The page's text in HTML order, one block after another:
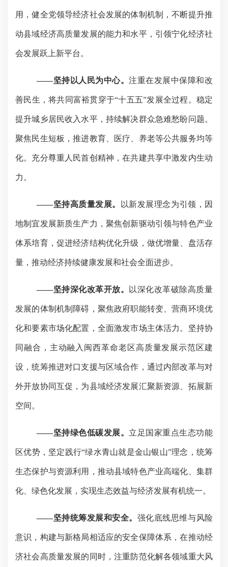
用，健全党领导经济社会发展的体制机制，不断提升推
动县域经济高质量发展的能力和水平，引领宁化经济社
会发展跃上新平台。
——坚持以人民为中心。注重在发展中保障和改
善民生，将共同富裕贯穿于“十五五”发展全过程。稳定
提升城乡居民收入水平，持续解决群众急难愁盼问题。
聚焦民生短板，推进教育、医疗、养老等公共服务均等
化。充分尊重人民首创精神，在共建共享中激发内生动
力。
——坚持高质量发展。 以新发展理念为引领，因
地制宜发展新质生产力，聚焦创新驱动引领与特色产业
体系培育，促进经济结构优化升级，做优增量、盘活存
量，推动经济持续健康发展和社会全面进步。
——坚持深化改革开放。 以深化改革破除高质量
发展的体制机制障碍，聚焦政府职能转变、营商环境优
化和要素市场化配置，全面激发市场主体活力。坚持协
同融合，主动融入闽西革命老区高质量发展示范区建
设，统筹推进对口支援与区域合作，通过内部改革与对
外开放协同互促，为县域经济发展汇聚新资源、拓展新
空间。
——坚持绿色低碳发展。 立足国家重点生态功能
区优势，坚定践行“绿水青山就是金山银山”理念，统筹
生态保护与资源利用，推动县域特色产业高端化、集群
化、绿色化发展，实现生态效益与经济发展有机统一。
——坚持统筹发展和安全。 强化底线思维与风险
意识，构建与新格局相适应的安全保障体系，在推动经
济社会高质量发展的同时，注重防范化解各领域重大风